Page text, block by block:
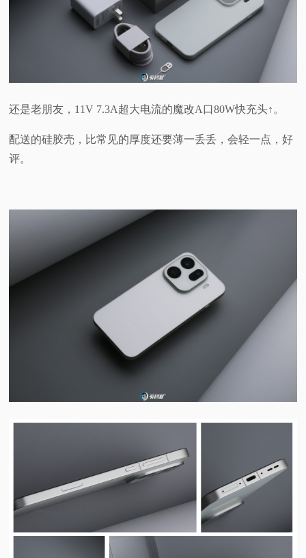
还是老朋友，11V 7.3A超大电流的魔改A口80W快充头↑。
配送的硅胶壳，比常见的厚度还要薄一丢丢，会轻一点，好
评。